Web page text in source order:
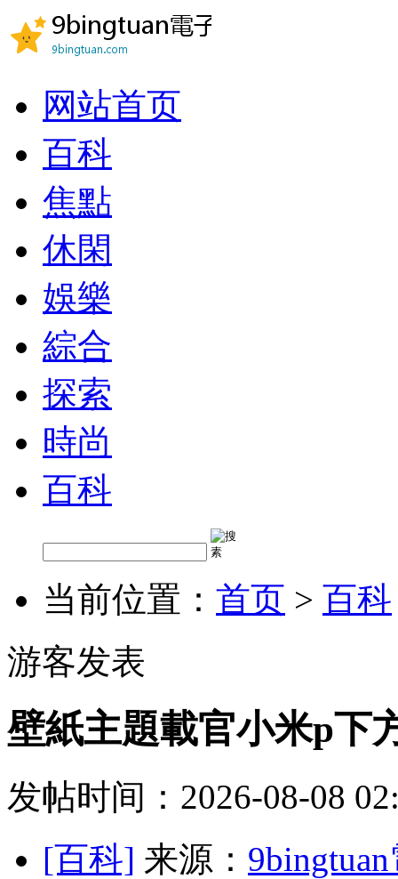
网站首页
百科
焦點
休閑
娛樂
綜合
探索
時尚
百科
当前位置： 首页 > 百科
游客发表
壁紙主題載官小米p下
发帖时间：2026-08-08
[百科] 来源：